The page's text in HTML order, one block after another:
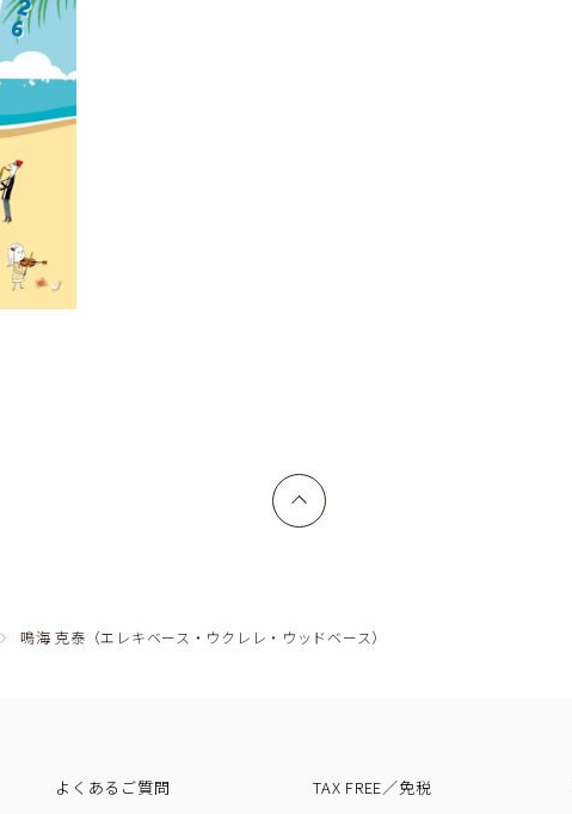
上へ戻る
鳴海 克泰（エレキベース・ウクレレ・ウッドベース）
よくあるご質問
TAX FREE／免税